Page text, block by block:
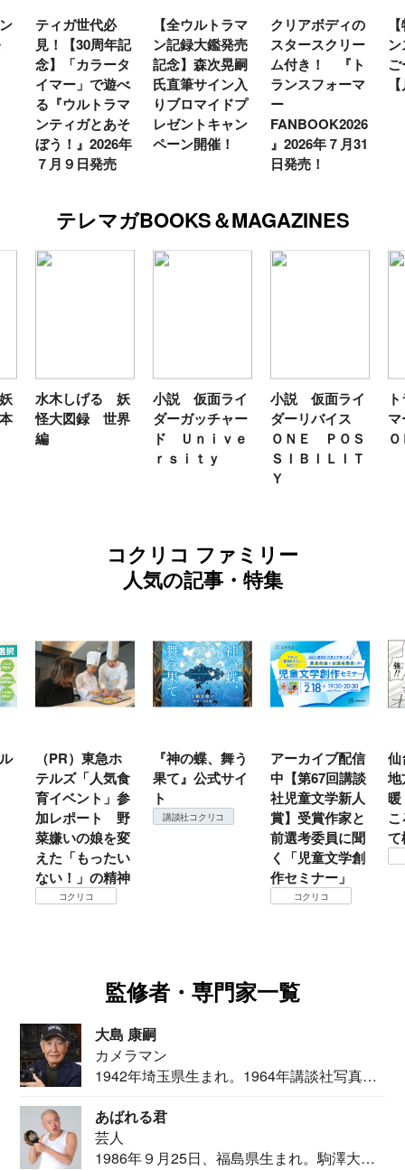
ティガ世代必
見！【30周年記
念】「カラータ
イマー」で遊べ
る『ウルトラマ
ンティガとあそ
ぼう！』2026年
７月９日発売
【全ウルトラマ
ン記録大鑑発売
記念】森次晃嗣
氏直筆サイン入
りブロマイドプ
レゼントキャン
ペーン開催！
クリアボディの
スタースクリー
ム付き！ 『ト
ランスフォーマ
ー
FANBOOK2026
』2026年７月31
日発売！
テレマガBOOKS＆MAGAZINES
水木しげる 妖
怪大図録 世界
編
小説 仮面ライ
ダーガッチャー
ド Ｕｎｉｖｅ
ｒｓｉｔｙ
小説 仮面ライ
ダーリバイス
ＯＮＥ ＰＯＳ
ＳＩＢＩＬＩＴ
Ｙ
コクリコ ファミリー
人気の記事・特集
（PR）東急ホ
テルズ「人気食
育イベント」参
加レポート 野
菜嫌いの娘を変
えた「もったい
ない！」の精神
コクリコ
『神の蝶、舞う
果て』公式サイ
ト
講談社コクリコ
アーカイブ配信
中【第67回講談
社児童文学新人
賞】受賞作家と
前選考委員に聞
く「児童文学創
作セミナー」
コクリコ
仙
地
て
監修者・専門家一覧
大島 康嗣
カメラマン
1942年埼玉県生まれ。1964年講談社写真部
あばれる君
芸人
1986年９月25日、福島県生まれ。駒澤大学